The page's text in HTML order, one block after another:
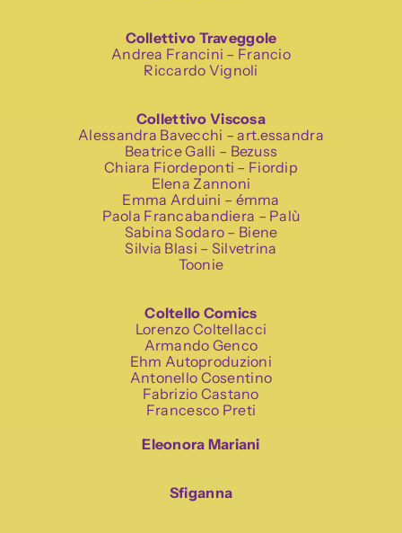
Collettivo Traveggole
Andrea Francini – Francio
Riccardo Vignoli
Collettivo Viscosa
Alessandra Bavecchi – art.essandra
Beatrice Galli – Bezuss
Chiara Fiordeponti – Fiordip
Elena Zannoni
Emma Arduini – émma
Paola Francabandiera – Palù
Sabina Sodaro – Biene
Silvia Blasi – Silvetrina
Toonie
Coltello Comics
Lorenzo Coltellacci
Armando Genco
Ehm Autoproduzioni
Antonello Cosentino
Fabrizio Castano
Francesco Preti
Eleonora Mariani
Sfiganna